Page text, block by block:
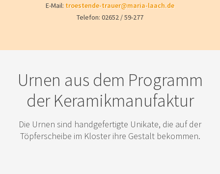
E-Mail: troestende-trauer@maria-laach.de
Telefon: 02652 / 59-277
Urnen aus dem Programm
der Keramikmanufaktur
Die Urnen sind handgefertigte Unikate, die auf der
Töpferscheibe im Kloster ihre Gestalt bekommen.